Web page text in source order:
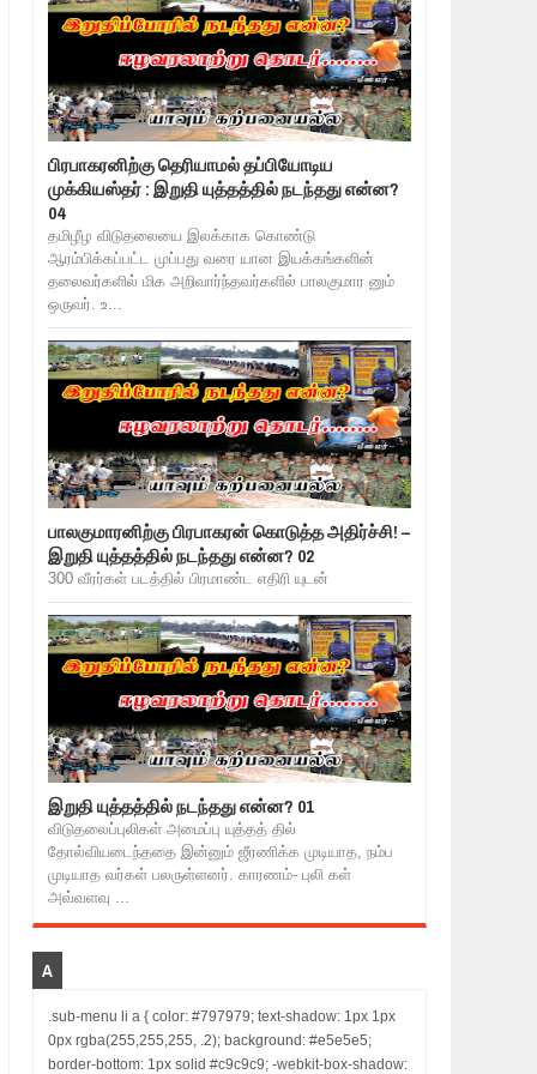
பிரபாகரனிற்கு தெரியாமல் தப்பியோடிய
முக்கியஸ்தர் : இறுதி யுத்தத்தில் நடந்தது என்ன?
04
தமிழீழ விடுதலையை இலக்காக கொண்டு
ஆரம்பிக்கப்பட்ட முப்பது வரை யான இயக்கங்களின்
தலைவர்களில் மிக அறிவார்ந்தவர்களில் பாலகுமார னும்
ஒருவர். உ...
பாலகுமாரனிற்கு பிரபாகரன் கொடுத்த அதிர்ச்சி! –
இறுதி யுத்தத்தில் நடந்தது என்ன? 02
300 வீரர்கள் படத்தில் பிரமாண்ட எதிரி யுடன்
இறுதி யுத்தத்தில் நடந்தது என்ன? 01
விடுதலைப்புலிகள் அமைப்பு யுத்தத் தில்
தோல்வியடைந்ததை இன்னும் ஜீரணிக்க முடியாத, நம்ப
முடியாத வர்கள் பலருள்ளனர். காரணம்- புலி கள்
அவ்வளவு ...
A
.sub-menu li a { color: #797979; text-shadow: 1px 1px
0px rgba(255,255,255, .2); background: #e5e5e5;
border-bottom: 1px solid #c9c9c9; -webkit-box-shadow: